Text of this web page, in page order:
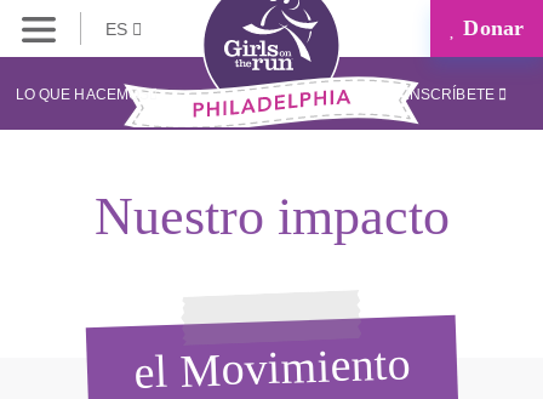
ES Donar
LO QUE HACEMOS INSCRÍBETE
Nuestro impacto
el Movimiento